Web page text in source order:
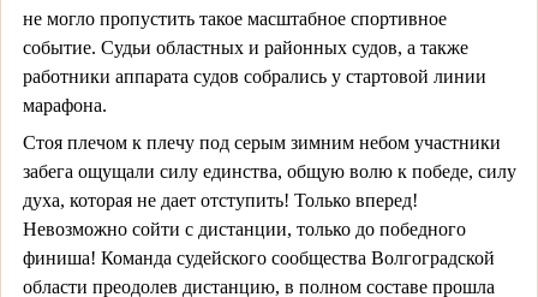
не могло пропустить такое масштабное спортивное
событие. Судьи областных и районных судов, а также
работники аппарата судов собрались у стартовой линии
марафона.
Стоя плечом к плечу под серым зимним небом участники
забега ощущали силу единства, общую волю к победе, силу
духа, которая не дает отступить! Только вперед!
Невозможно сойти с дистанции, только до победного
финиша! Команда судейского сообщества Волгоградской
области преодолев дистанцию, в полном составе прошла